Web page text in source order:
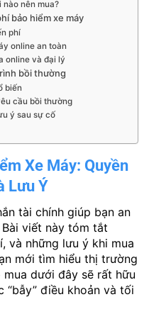
nào nên mua?
bảo hiểm xe máy
phí
online an toàn
online và đại lý
bồi thường
biến
cầu bồi thường
ý sau sự cố
Xe Máy: Quyền
Lưu Ý
tài chính giúp bạn an
viết này tóm tắt
và những lưu ý khi mua
mới tìm hiểu thị trường
mua dưới đây sẽ rất hữu
“bẫy” điều khoản và tối